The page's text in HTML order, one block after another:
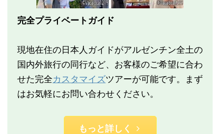
完全プライベートガイド
現地在住の日本人ガイドがアルゼンチン全土の
国内外旅行の同行など、お客様のご希望に合わ
せた完全カスタマイズツアーが可能です。まず
はお気軽にお問い合わせください。
もっと詳しく